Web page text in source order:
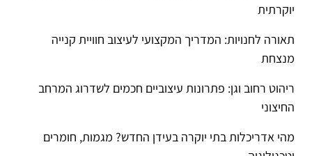
יוקרתית
תאורה לחנויות: המדריך המקצועי לעיצוב חוויית קנייה
מנצחת
ריהוט רחוב וגן: פתרונות עיצוביים חכמים לשדרוג המרחב
החיצוני
מהי אדריכלות בתי יוקרה בעידן החדש? מגמות, חומרים